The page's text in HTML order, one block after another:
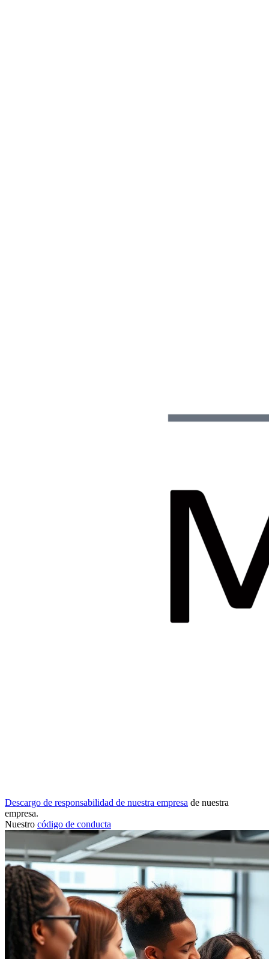
Descargo de responsabilidad de nuestra empresa de nuestra
empresa.
Nuestro código de conducta